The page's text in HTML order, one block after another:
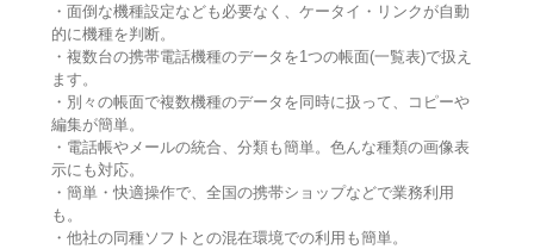
・面倒な機種設定なども必要なく、ケータイ・リンクが自動
的に機種を判断。
・複数台の携帯電話機種のデータを1つの帳面(一覧表)で扱え
ます。
・別々の帳面で複数機種のデータを同時に扱って、コピーや
編集が簡単。
・電話帳やメールの統合、分類も簡単。色んな種類の画像表
示にも対応。
・簡単・快適操作で、全国の携帯ショップなどで業務利用
も。
・他社の同種ソフトとの混在環境での利用も簡単。